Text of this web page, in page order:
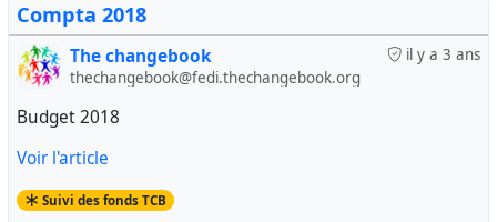
Compta 2018
il y a 3 ans
The changebook
thechangebook@fedi.thechangebook.org
Budget 2018
Voir l'article
Suivi des fonds TCB